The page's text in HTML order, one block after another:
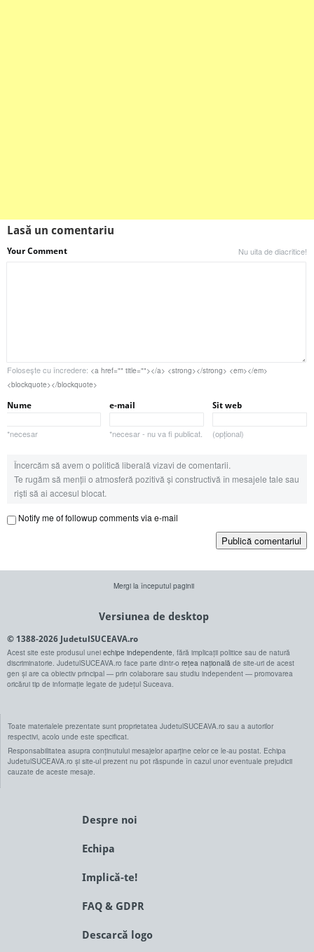
Lasă un comentariu
Your Comment Nu uita de diacritice!
Foloseşte cu încredere: <a href="" title=""></a> <strong></strong> <em></em>
<blockquote></blockquote>
Nume
*necesar
e-mail
*necesar - nu va fi publicat.
Sit web
(opțional)
Încercăm să avem o politică liberală vizavi de comentarii.
Te rugăm să menții o atmosferă pozitivă și constructivă în mesajele tale sau
riști să ai accesul blocat.
Notify me of followup comments via e-mail
Publică comentariul
Mergi la începutul paginii
Versiunea de desktop
© 1388-2026 JudetulSUCEAVA.ro
Acest site este produsul unei echipe independente, fără implicații politice sau de natură
discriminatorie. JudetulSUCEAVA.ro face parte dintr-o rețea națională de site-uri de acest
gen și are ca obiectiv principal — prin colaborare sau studiu independent — promovarea
oricărui tip de informație legate de județul Suceava.
Toate materialele prezentate sunt proprietatea JudetulSUCEAVA.ro sau a autorilor
respectivi, acolo unde este specificat.
Responsabilitatea asupra conținutului mesajelor aparține celor ce le-au postat. Echipa
JudetulSUCEAVA.ro și site-ul prezent nu pot răspunde în cazul unor eventuale prejudicii
cauzate de aceste mesaje.
Despre noi
Echipa
Implică-te!
FAQ & GDPR
Descarcă logo